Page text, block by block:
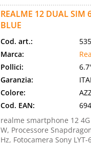
REALME 12 DUAL SIM
BLUE
Cod. art.:
Marca:
Pollici:
Garanzia:
Colore:
Cod. EAN:
realme smartphone 12 4G
W, Processore
Hz, Fotocamera Sony